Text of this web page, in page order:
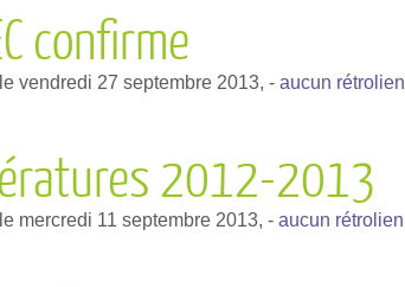
confirme
le vendredi 27 septembre 2013, - aucun rétrolien
2012-2013
le mercredi 11 septembre 2013, - aucun rétrolien